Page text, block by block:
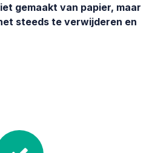
gemaakt van papier, maar
steeds te verwijderen en